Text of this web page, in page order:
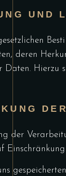
UND
deren
Hierzu
der